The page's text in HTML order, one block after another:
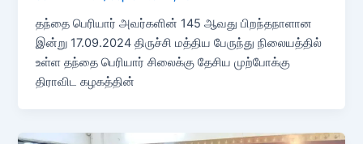
தந்தை பெரியார் அவர்களின் 145 ஆவது பிறந்தநாளான
இன்று 17.09.2024 திருச்சி மத்திய பேருந்து நிலையத்தில்
உள்ள தந்தை பெரியார் சிலைக்கு தேசிய முற்போக்கு
திராவிட கழகத்தின்